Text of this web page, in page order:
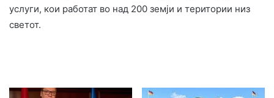
услуги, кои работат во над 200 земји и територии низ
светот.